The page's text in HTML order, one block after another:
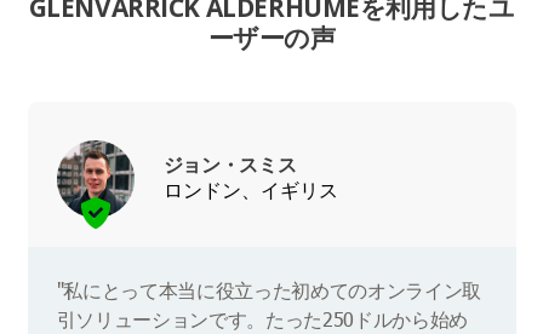
GLENVARRICK ALDERHUMEを利用したユ
ーザーの声
ジョン・スミス
ロンドン、イギリス
"私にとって本当に役立った初めてのオンライン取
引ソリューションです。たった250ドルから始め